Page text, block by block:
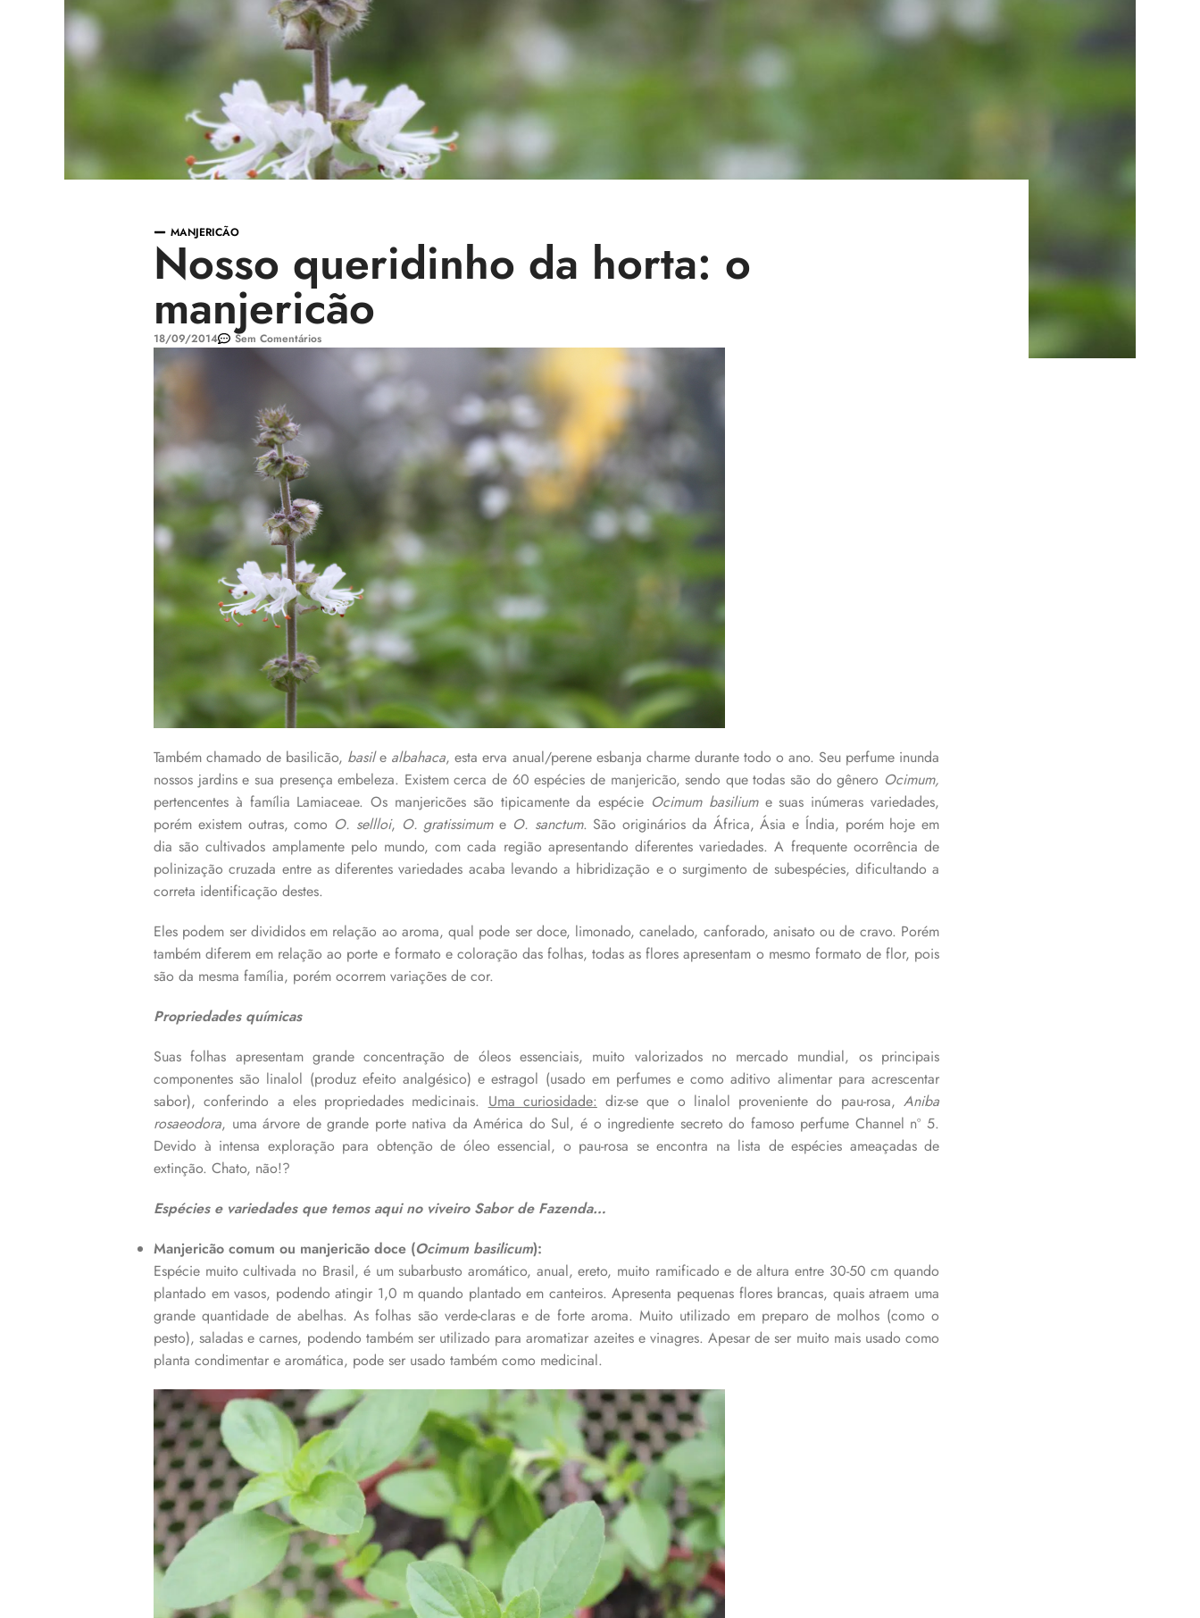
MANJERICÃO
Nosso queridinho da horta: o
manjericão
18/09/2014 Sem Comentários
Também chamado de basilicão, basile albahaca, esta erva anual/perene esbanja charme durante todo o ano. Seu perfume inunda
nossos jardins e sua presença embeleza. Existem cerca de 60 espécies de manjericão, sendo que todas são do gênero Ocimum,
pertencentes à família Lamiaceae. Os manjericões são tipicamente da espécie Ocimum basiliume suas inúmeras variedades,
porém existem outras, como O. sellloi, O. gratissimum e O. sanctum. São originários da África, Ásia e Índia, porém hoje em
dia são cultivados amplamente pelo mundo, com cada região apresentando diferentes variedades. A frequente ocorrência de
polinização cruzada entre as diferentes variedades acaba levando a hibridização e o surgimento de subespécies, dificultando a
correta identificação destes.
Eles podem ser divididos em relação ao aroma, qual pode ser doce, limonado, canelado, canforado, anisato ou de cravo. Porém
também diferem em relação ao porte e formato e coloração das folhas, todas as flores apresentam o mesmo formato de flor, pois
são da mesma família, porém ocorrem variações de cor.
Propriedades químicas
Suas folhas apresentam grande concentração de óleos essenciais, muito valorizados no mercado mundial, os principais
componentes são linalol (produz efeito analgésico) e estragol (usado em perfumes e como aditivo alimentar para acrescentar
sabor), conferindo a eles propriedades medicinais. Uma curiosidade: diz-se que o linalol proveniente do pau-rosa,Aniba
rosaeodora, uma árvore de grande porte nativa da América do Sul, é o ingrediente secreto do famoso perfume Channel nº 5.
Devido à intensa exploração para obtenção de óleo essencial, o pau-rosa se encontra na lista de espécies ameaçadas de
extinção. Chato, não!?
Espécies e variedades que temos aqui no viveiro Sabor de Fazenda…
Manjericão comum ou manjericão doce (Ocimum basilicum):
Espécie muito cultivada no Brasil, é um subarbusto aromático, anual, ereto, muito ramificado e de altura entre 30-50 cm quando
plantado em vasos, podendo atingir 1,0 m quando plantado em canteiros. Apresenta pequenas flores brancas, quais atraem uma
grande quantidade de abelhas. As folhas são verde-claras e de forte aroma. Muito utilizado em preparo de molhos (como o
pesto), saladas e carnes, podendo também ser utilizado para aromatizar azeites e vinagres. Apesar de ser muito mais usado como
planta condimentar e aromática, pode ser usado também como medicinal.